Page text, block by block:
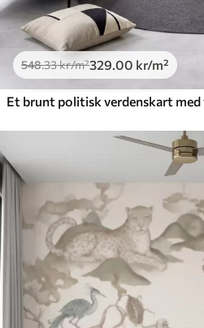
548.33kr/m²329.00 kr/m²